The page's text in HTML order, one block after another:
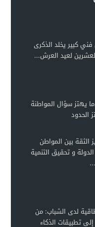
كبير يخلد الذكرى
لعيد العرش...
يهتز سؤال المواطنة
الحدود
الثقة بين المواطن
و تحقيق التنمية
لدى الشباب: من
تطبيقات الذكاء